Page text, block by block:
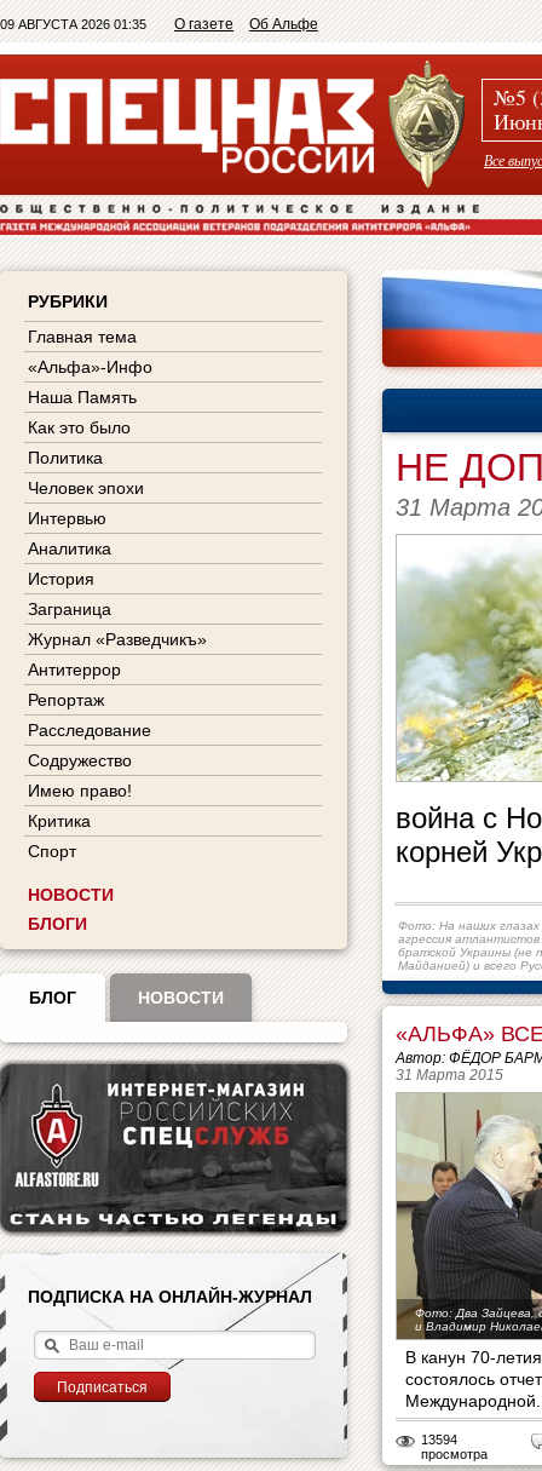
09 АВГУСТА 2026 01:35 О газете Об Альфе
№5
Все
РУБРИКИ
Главная тема
«Альфа»-Инфо
Наша Память
Как это было
Политика
Человек эпохи
Интервью
Аналитика
История
Заграница
Журнал «Разведчикъ»
Антитеррор
Репортаж
Расследование
Содружество
Имею право!
Критика
Спорт
НОВОСТИ
БЛОГИ
БЛОГ НОВОСТИ
ПОДПИСКА НА ОНЛАЙН-ЖУРНАЛ
НЕ
31 Марта
война с
корней
Фото: На наших глазах
агрессия
братской Украины (не
Майданией) и всего
«АЛЬФА»
Автор: ФЁДОР
31 Марта 2015
Фото: Два Зайцева,
и Владимир
В канун 70-
состоялось
13594
просмотра